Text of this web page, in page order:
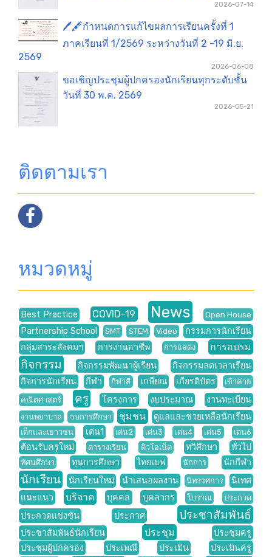
2026-07-14
🖊️🖋️กำหนดการแก้ไขผลการเรียนครั้งที่ 1
ภาคเรียนที่ 1/2569 ระหว่างวันที่ 2 -19 มิ.ย.
2569
2026-06-08
ขอเชิญประชุมผู้ปกครองนักเรียนทุกระดับชั้น
วันที่ 30 พ.ค. 2569
2026-05-21
ติดตามเรา
หมวดหมู่
Best Practice COVID-19 News Open House
Partnership School SMT STEM Video
กรรมการนักเรียน
กลุ่มสาระสังคมฯ
การงานอาชีพ การแสดง การอบรม
กิจกรรม กิจกรรมพัฒนาผู้เรียน
กิจกรรมลดเวลาเรียน
กิจการนักเรียน
กีฬา กีฬาสี เกษียณ เกียรติบัตร
เข้าค่าย
คณิตศาสตร์
ครู โครงการ งบประมาณ งานทะเบียน
งานพยาบาล จบการศึกษา ชุมชน ดูแลและช่วยเหลือนักเรียน
เด็กและเยาวชน เด่น1 เด่น2 เด่น3 เด่น4 เด่น5 เด่น6
ต้อนรับครูใหม่ ตารางเรียน ติวโอเน็ต ทวิศึกษา ทั่วไป
ทัศนศึกษา ทุนการศึกษา ไทยเบฟ นักการ นักกีฬา
นักเรียน นักเรียนใหม่ นำเสนอผลงาน นิทรรศการ
นิเทศ
แนะแนว
บริจาค บุคคล บุคลากร โบราณ ประกวด
ประกวดแข่งขัน ประกาศ ประชาสัมพันธ์
ประชาสัมพันธ์นักเรียน ประชุม
ประชุมครู
ประชุมผู้ปกครอง
ประเพณี ประเมิน ประเมินครู